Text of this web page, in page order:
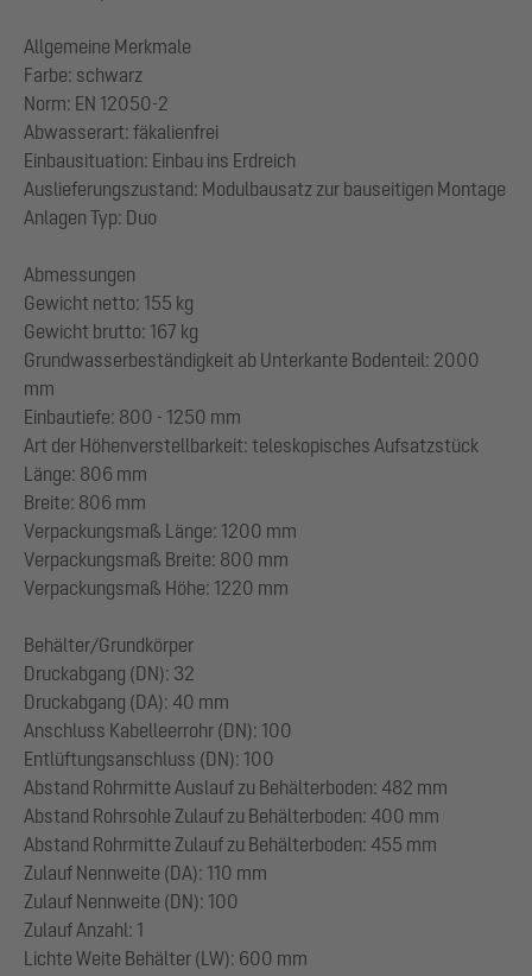
Allgemeine Merkmale
Farbe: schwarz
Norm: EN 12050-2
Abwasserart: fäkalienfrei
Einbausituation: Einbau ins Erdreich
Auslieferungszustand: Modulbausatz zur bauseitigen Montage
Anlagen Typ: Duo
Abmessungen
Gewicht netto: 155 kg
Gewicht brutto: 167 kg
Grundwasserbeständigkeit ab Unterkante Bodenteil: 2000
mm
Einbautiefe: 800 - 1250 mm
Art der Höhenverstellbarkeit: teleskopisches Aufsatzstück
Länge: 806 mm
Breite: 806 mm
Verpackungsmaß Länge: 1200 mm
Verpackungsmaß Breite: 800 mm
Verpackungsmaß Höhe: 1220 mm
Behälter/Grundkörper
Druckabgang (DN): 32
Druckabgang (DA): 40 mm
Anschluss Kabelleerrohr (DN): 100
Entlüftungsanschluss (DN): 100
Abstand Rohrmitte Auslauf zu Behälterboden: 482 mm
Abstand Rohrsohle Zulauf zu Behälterboden: 400 mm
Abstand Rohrmitte Zulauf zu Behälterboden: 455 mm
Zulauf Nennweite (DA): 110 mm
Zulauf Nennweite (DN): 100
Zulauf Anzahl: 1
Lichte Weite Behälter (LW): 600 mm